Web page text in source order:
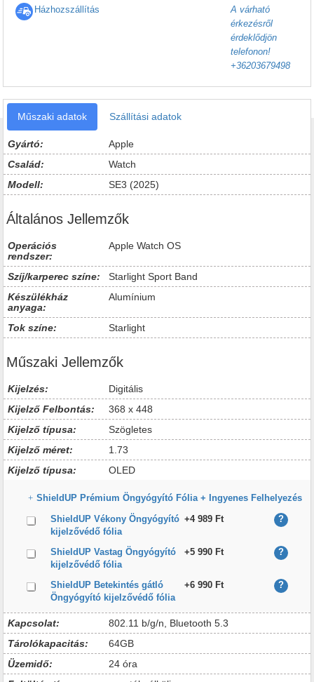
Házhozszállítás
A várható
érkezésről
érdeklődjön
telefonon!
+36203679498
Műszaki adatok Szállítási adatok
Gyártó:
Apple
Család:
Watch
Modell:
SE3 (2025)
Általános Jellemzők
Operációs
rendszer:
Apple Watch OS
Szíj/karperec színe:
Starlight Sport Band
Készülékház
anyaga:
Alumínium
Tok színe: Starlight
Műszaki Jellemzők
Kijelzés:
Digitális
Kijelző Felbontás:
368 x 448
Kijelző típusa:
Szögletes
Kijelző méret:
1.73
Kijelző típusa:
OLED
ShieldUP Prémium Öngyógyító Fólia + Ingyenes Felhelyezés
ShieldUP Vékony Öngyógyító
kijelzővédő fólia
+4 989 Ft ?
ShieldUP Vastag Öngyógyító
kijelzővédő fólia
+5 990 Ft ?
ShieldUP Betekintés gátló
Öngyógyító kijelzővédő fólia
+6 990 Ft ?
Kapcsolat:
802.11 b/g/n, Bluetooth 5.3
Tárolókapacitás:
64GB
Üzemidő:
24 óra